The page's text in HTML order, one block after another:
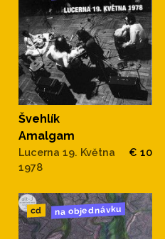
Švehlík
Amalgam
Lucerna 19. Května
1978
€ 10
cd na objednávku